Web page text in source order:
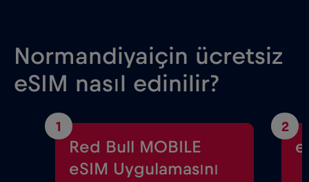
Normandiyaiçin ücretsiz
eSIM nasıl edinilir?
1
Red Bull MOBILE
eSIM Uygulamasını
2